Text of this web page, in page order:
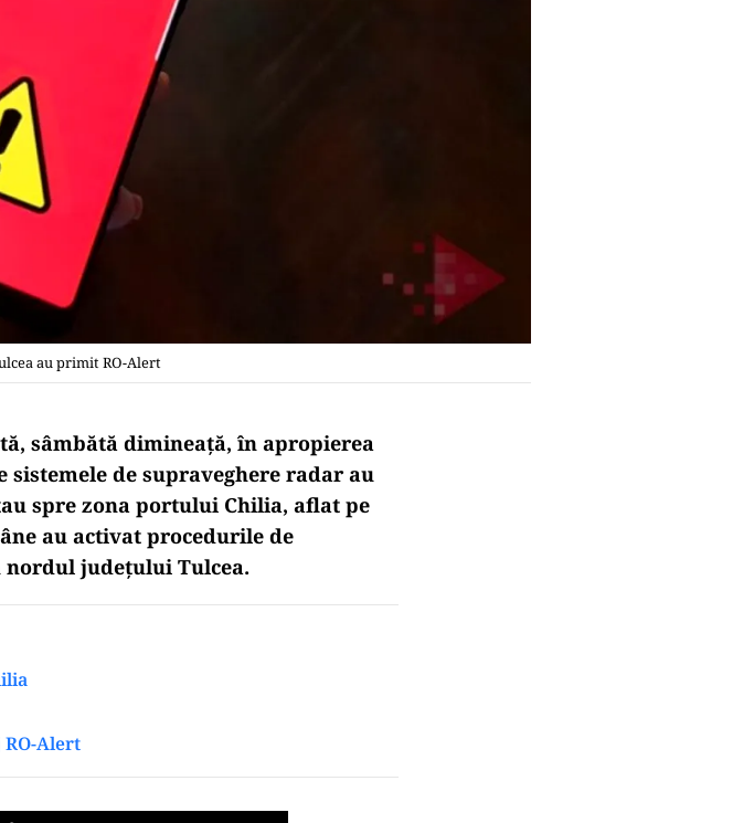
au primit RO-Alert
sâmbătă dimineață, în apropierea
sistemele de supraveghere radar au
spre zona portului Chilia, aflat pe
au activat procedurile de
județului Tulcea.
RO-Alert